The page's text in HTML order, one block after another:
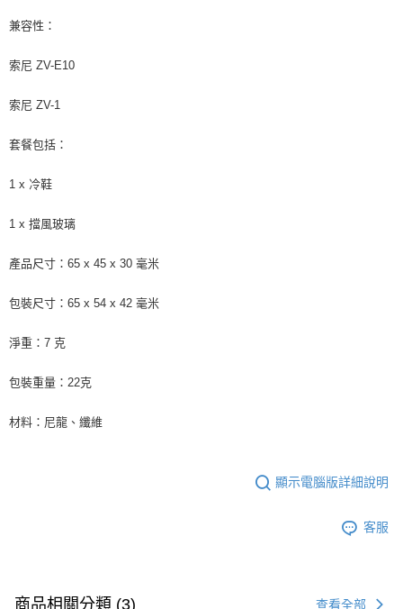
兼容性：
索尼 ZV-E10
索尼 ZV-1
套餐包括：
1 x 冷鞋
1 x 擋風玻璃
產品尺寸：65 x 45 x 30 毫米
包裝尺寸：65 x 54 x 42 毫米
淨重：7 克
包裝重量：22克
材料：尼龍、纖維
顯示電腦版詳細說明
客服
商品相關分類 (3) 查看全部